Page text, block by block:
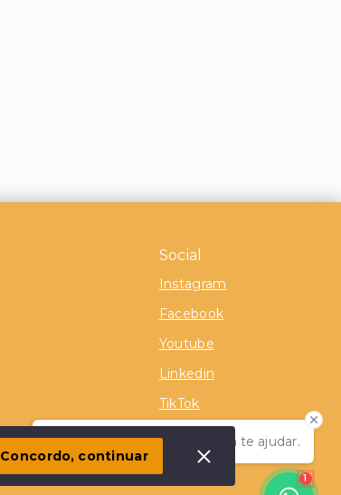
Social
Instagram
Facebook
Youtube
Linkedin
TikTok
Olá! Estamos disponíveis para te ajudar.
1
Concordo, continuar